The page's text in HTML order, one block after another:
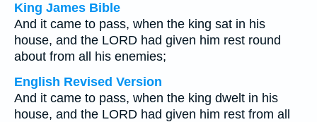
King James Bible
And it came to pass, when the king sat in his
house, and the LORD had given him rest round
about from all his enemies;
English Revised Version
And it came to pass, when the king dwelt in his
house, and the LORD had given him rest from all